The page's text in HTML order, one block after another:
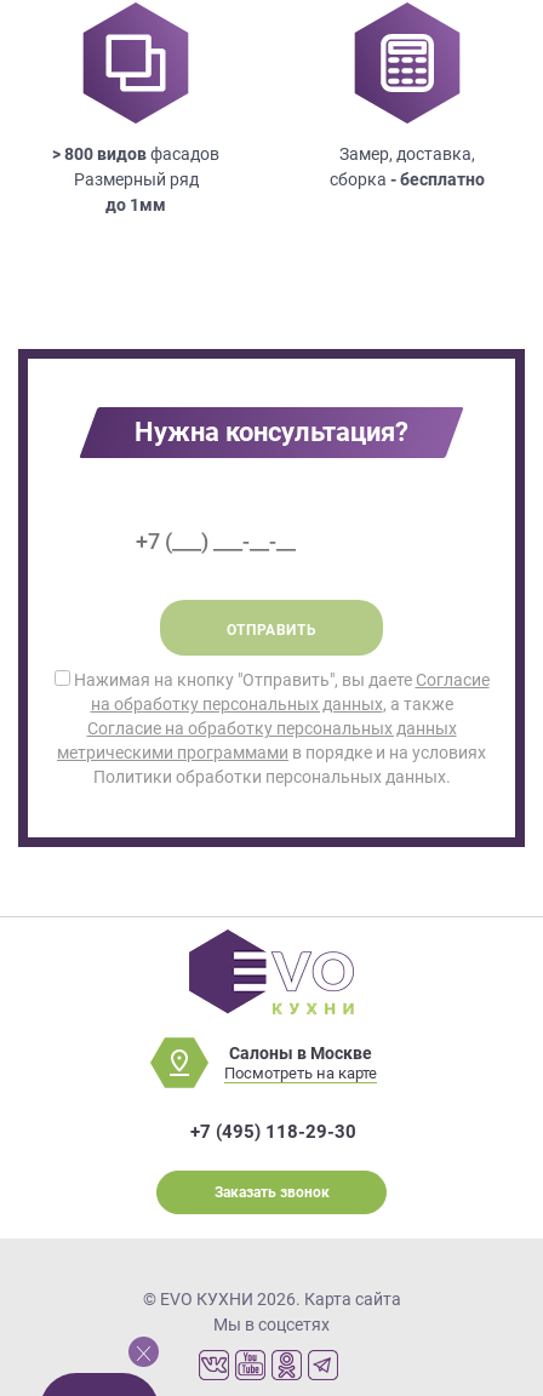
> 800 видовфасадов
Размерный ряд
до 1мм
Замер, доставка,
сборка - бесплатно
Нужна консультация?
ОТПРАВИТЬ
Нажимая на кнопку "Отправить", вы даете Согласие
на обработку персональных данных, а также
Согласие на обработку персональных данных
метрическими программами в порядке и на условиях
Политики обработки персональных данных.
Салоны в Москве
Посмотреть на карте
+7 (495) 118-29-30
Заказать звонок
© EVO КУХНИ 2026. Карта сайта
Мы в соцсетях